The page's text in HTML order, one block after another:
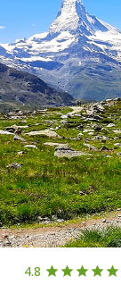
4.8